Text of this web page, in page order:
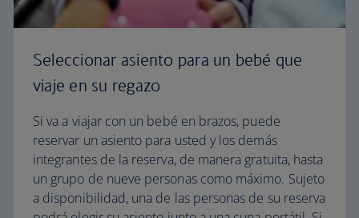
Seleccionar asiento para un bebé que
viaje en su regazo
Si va a viajar con un bebé en brazos, puede
reservar un asiento para usted y los demás
integrantes de la reserva, de manera gratuita, hasta
un grupo de nueve personas como máximo. Sujeto
a disponibilidad, una de las personas de su reserva